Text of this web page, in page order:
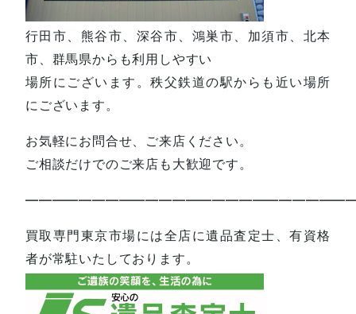
行田市、熊谷市、深谷市、鴻巣市、加須市、北本
市、群馬県からも利用しやすい
場所にございます。秩父鉄道の駅からも近い場所
にございます。
お気軽にお問合せ、ご来店ください。
ご相談だけでのご来店も大歓迎です。
買取専門東京市場には全店に遺品査定士、有資格
者が常駐いたしております。